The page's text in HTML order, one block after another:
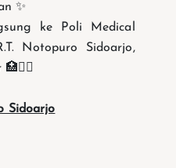
✨️
ke Poli Medical
Notopuro Sidoarjo,
Sidoarjo